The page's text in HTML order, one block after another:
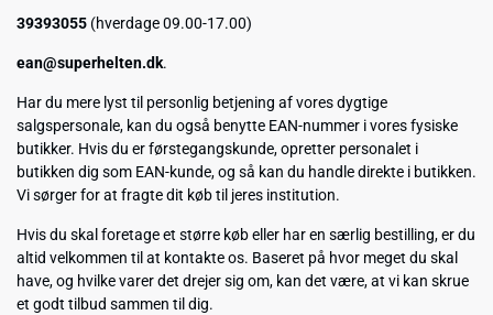
39393055 (hverdage 09.00-17.00)
ean@superhelten.dk.
Har du mere lyst til personlig betjening af vores dygtige
salgspersonale, kan du også benytte EAN-nummer i vores fysiske
butikker. Hvis du er førstegangskunde, opretter personalet i
butikken dig som EAN-kunde, og så kan du handle direkte i butikken.
Vi sørger for at fragte dit køb til jeres institution.
Hvis du skal foretage et større køb eller har en særlig bestilling, er du
altid velkommen til at kontakte os. Baseret på hvor meget du skal
have, og hvilke varer det drejer sig om, kan det være, at vi kan skrue
et godt tilbud sammen til dig.